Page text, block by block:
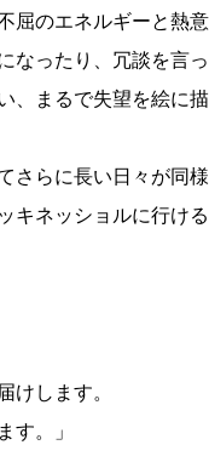
のエネルギーと熱
ったり、冗談を言
まるで失望を絵に描
らに長い日々が同様
キネッショルに行け
けします。
す。」